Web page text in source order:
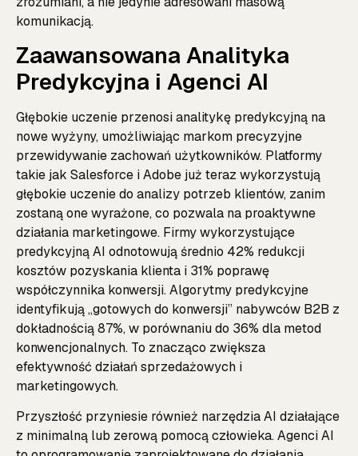
komunikacją.
Zaawansowana Analityka
Predykcyjna i Agenci AI
Głębokie uczenie przenosi analitykę predykcyjną na
nowe wyżyny, umożliwiając markom precyzyjne
przewidywanie zachowań użytkowników. Platformy
takie jak Salesforce i Adobe już teraz wykorzystują
głębokie uczenie do analizy potrzeb klientów, zanim
zostaną one wyrażone, co pozwala na proaktywne
działania marketingowe. Firmy wykorzystujące
predykcyjną AI odnotowują średnio 42% redukcji
kosztów pozyskania klienta i 31% poprawę
współczynnika konwersji. Algorytmy predykcyjne
identyfikują „gotowych do konwersji” nabywców B2B z
dokładnością 87%, w porównaniu do 36% dla metod
konwencjonalnych. To znacząco zwiększa
efektywność działań sprzedażowych i
marketingowych.
Przyszłość przyniesie również narzędzia AI działające
z minimalną lub zerową pomocą człowieka. Agenci AI